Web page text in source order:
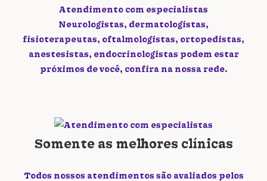
Atendimento com especialistas
Neurologistas, dermatologistas,
fisioterapeutas, oftalmologistas, ortopedistas,
anestesistas, endocrinologistas podem estar
próximos de você, confira na nossa rede.
Somente as melhores clínicas
Todos nossos atendimentos são avaliados pelos